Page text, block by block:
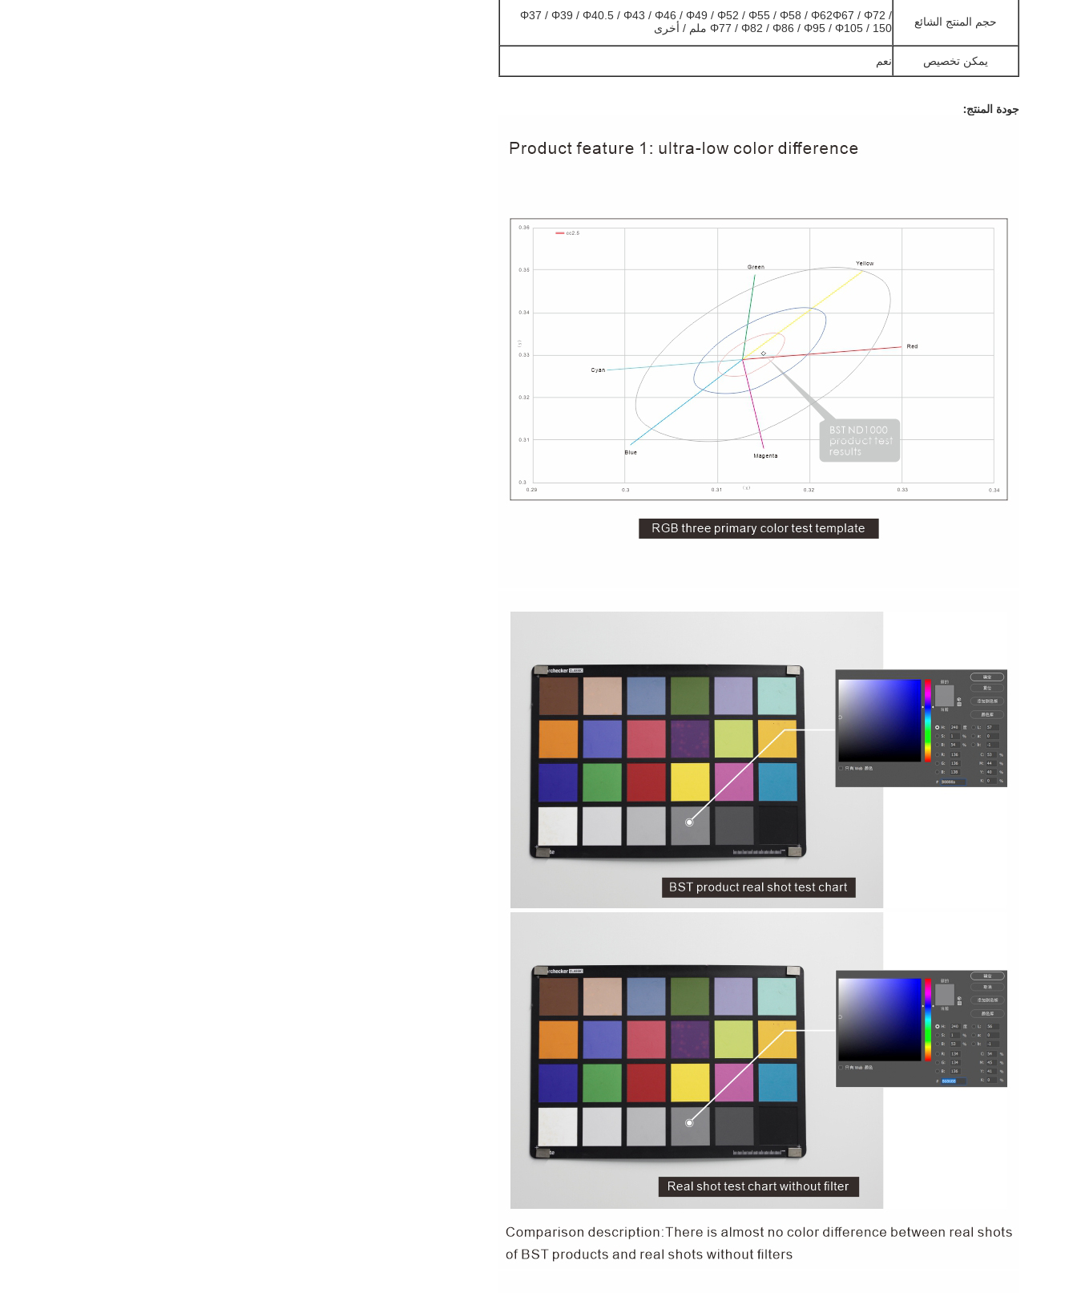
حجم المنتج الشائع
Φ37 / Φ39 / Φ40.5 / Φ43 / Φ46 / Φ49 / Φ52 / Φ55 / Φ58 / Φ62Φ67 / Φ72 /
Φ77 / Φ82 / Φ86 / Φ95 / Φ105 / 150 ملم / أخرى
يمكن تخصيص نعم
جودة المنتج: